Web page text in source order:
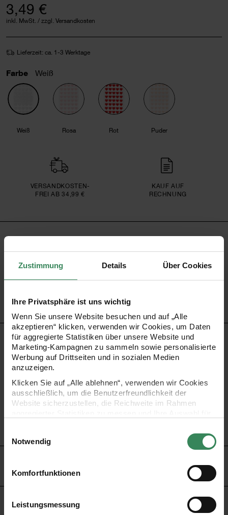
Zustimmung Details Über Cookies
Ihre Privatsphäre ist uns wichtig
Wenn Sie unsere Website besuchen und auf „Alle
akzeptieren“ klicken, verwenden wir Cookies, um Daten
für aggregierte Statistiken über unsere Website und
Marketing-Kampagnen zu sammeln sowie personalisierte
Werbung auf Drittseiten und in sozialen Medien
anzuzeigen.
Klicken Sie auf „Alle ablehnen“, verwenden wir Cookies
ausschließlich, um die Benutzerfreundlichkeit der
Website sicherzustellen, die Reichweite im Rahmen
Ihre Einwilligung ist freiwillig und kann jederzeit über den
Link „Cookie-Einstellungen“ im Fußbereich der Seite
verwendeten Technologien und den Empfängern der
Daten finden Sie in unserer Datenschutzerklärung.
Notwendig
Komfortfunktionen
Leistungsmessung
3,49 €
inkl. MwSt. / zzgl. Versandkosten
Lieferzeit: ca. 1-3 Werktage
Farbe Weiß
Weiß Rosa Rot Puder
VERSAND­KOSTEN­
FREI AB 34,99 €
KAUF AUF
RECHNUNG
PRODUKTINFORMATION
Artikel-Nr. 08792.71.65
Bestell-Nr. 3327678
PRODUKTBESCHREIBUNG
Gestalten Sie Karten, Geschenkanhänger, Einladungen
und vieles mehr mit den kleinen herzförmigen Filzstickern.
KAUFEMPFEHLUNG